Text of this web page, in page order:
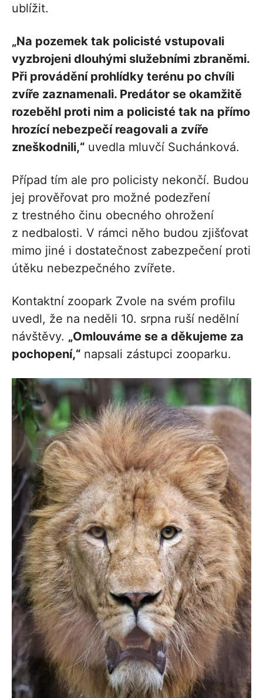
ublížit.
„Na pozemek tak policisté vstupovali
vyzbrojeni dlouhými služebními zbraněmi.
Při provádění prohlídky terénu po chvíli
zvíře zaznamenali. Predátor se okamžitě
rozeběhl proti nim a policisté tak na přímo
hrozící nebezpečí reagovali a zvíře
zneškodnili,“ uvedla mluvčí Suchánková.
Případ tím ale pro policisty nekončí. Budou
jej prověřovat pro možné podezření
z trestného činu obecného ohrožení
z nedbalosti. V rámci něho budou zjišťovat
mimo jiné i dostatečnost zabezpečení proti
útěku nebezpečného zvířete.
Kontaktní zoopark Zvole na svém profilu
uvedl, že na neděli 10. srpna ruší nedělní
návštěvy. „Omlouváme se a děkujeme za
pochopení,“ napsali zástupci zooparku.